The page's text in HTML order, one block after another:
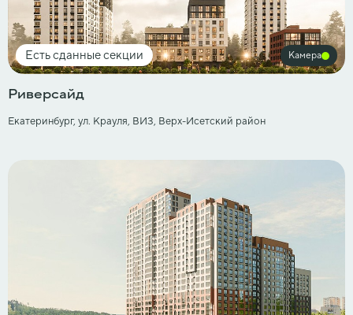
Есть сданные секции Камера
Риверсайд
Екатеринбург, ул. Крауля, ВИЗ, Верх-Исетский район